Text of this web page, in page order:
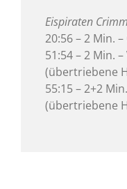
Eispiraten
20:56 – 2 Min.
51:54 – 2 Min.
(übertriebene
55:15 – 2+2
(übertriebene